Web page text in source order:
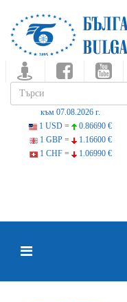
към 07.08.2026 г.
1 USD =
0.86690 €
1 GBP =
1.16600 €
1 CHF =
1.06990 €